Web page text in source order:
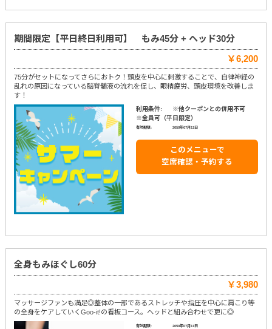
期間限定【平日終日利用可】 もみ45分 + ヘッド30分
￥6,200
75分がセットになってさらにおトク！頭皮を中心に刺激することで、自律神経の
乱れの原因になっている脳脊髄液の流れを促し、眼精疲労、頭皮環境を改善しま
す！
利用条件:
※他クーポンとの併用不可
※全員可（平日限定）
有効期限: 2050年07月11日
このメニューで
空席確認・予約する
全身もみほぐし60分
￥3,980
マッサージファンも満足◎整体の一部であるストレッチや指圧を中心に肩こり等
の全身をケアしていくGoo-it!の看板コース。ヘッドと組み合わせで更に◎
有効期限: 2050年07月11日